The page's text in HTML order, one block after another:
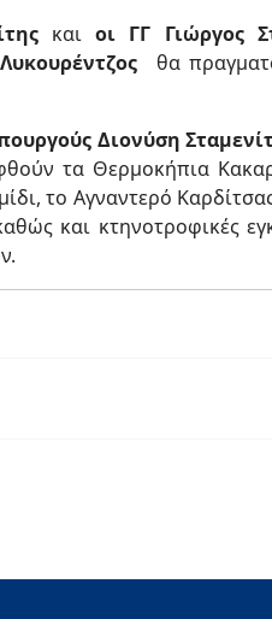
καιοι ΓΓ Γιώργος
θα
Διονύση
τα Θερμοκήπια
το Αγναντερό
και κτηνοτροφικές